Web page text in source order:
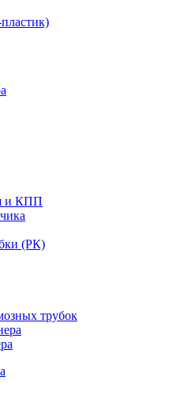
и КПП
(РК)
трубок